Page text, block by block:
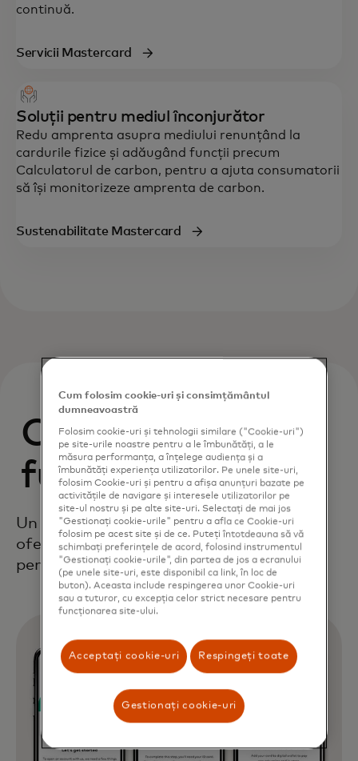
continuă.
Servicii Mastercard
Soluții pentru mediul înconjurător
Redu amprenta asupra mediului renunțând la
cardurile fizice și adăugând funcții precum
Calculatorul de carbon, pentru a ajuta consumatorii
să își monitorizeze amprenta de carbon.
Sustenabilitate Mastercard
Cum
funcționează
Un cadru complet, de la un capăt la altul,
oferă o experiență digitală autentică
pentru clienți.
Cum folosim cookie-uri și consimțământul
dumneavoastră
Folosim cookie-uri și tehnologii similare ("Cookie-uri")
pe site-urile noastre pentru a le îmbunătăți, a le
măsura performanța, a înțelege audiența și a
îmbunătăți experiența utilizatorilor. Pe unele site-uri,
folosim Cookie-uri și pentru a afișa anunțuri bazate pe
activitățile de navigare și interesele utilizatorilor pe
site-ul nostru și pe alte site-uri. Selectați de mai jos
"Gestionați cookie-urile" pentru a afla ce Cookie-uri
folosim pe acest site și de ce. Puteți întotdeauna să vă
schimbați preferințele de acord, folosind instrumentul
"Gestionați cookie-urile", din partea de jos a ecranului
(pe unele site-uri, este disponibil ca link, în loc de
buton). Aceasta include respingerea unor Cookie-uri
sau a tuturor, cu excepția celor strict necesare pentru
funcționarea site-ului.
Acceptați cookie-uri Respingeți toate
Gestionați cookie-uri